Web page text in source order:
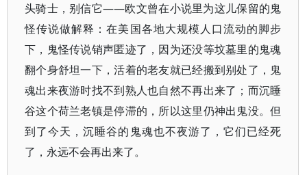
头骑士，别信它——欧文曾在小说里为这儿保留的鬼
怪传说做解释：在美国各地大规模人口流动的脚步
下，鬼怪传说销声匿迹了，因为还没等坟墓里的鬼魂
翻个身舒坦一下，活着的老友就已经搬到别处了，鬼
魂出来夜游时找不到熟人也自然不再出来了；而沉睡
谷这个荷兰老镇是停滞的，所以这里仍神出鬼没。但
到了今天，沉睡谷的鬼魂也不夜游了，它们已经死
了，永远不会再出来了。